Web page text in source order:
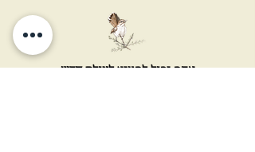
אתה יכול להציץ לעולם חדש